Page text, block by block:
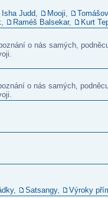
Isha Judd Mooji
Raméš Balsekar, Kurt
o nás samých,
o nás samých,
, Satsangy, Výroky